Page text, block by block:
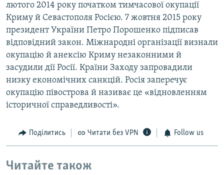
лютого 2014 року початком тимчасової окупації
Криму й Севастополя Росією. 7 жовтня 2015 року
президент України Петро Порошенко підписав
відповідний закон. Міжнародні організації визнали
окупацію й анексію Криму незаконними й
засудили дії Росії. Країни Заходу запровадили
низку економічних санкцій. Росія заперечує
окупацію півострова й називає це «відновленням
історичної справедливості».
Поділитись Читати без VPN Follow us
Читайте також